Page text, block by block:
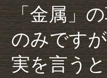
「金属」
のみです
実を言う